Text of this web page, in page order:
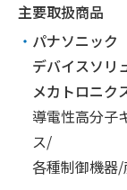
主要取扱商品
パナソニッ
デバイスソリ
メカトロニク
導電性高分子
ス/
各種制御機器